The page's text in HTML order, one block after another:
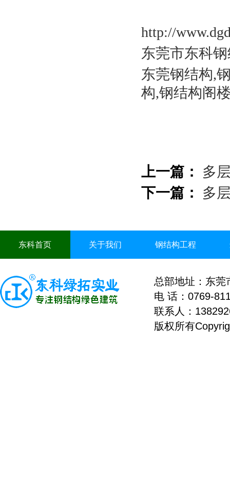
http://
东莞市东科
东莞钢结构,
构,钢结构阁
上一篇：
多
下一篇：
多
东科首页 关于我们 钢结构工程
总部地址：东莞
电 话：0769-
联系人：
版权所有